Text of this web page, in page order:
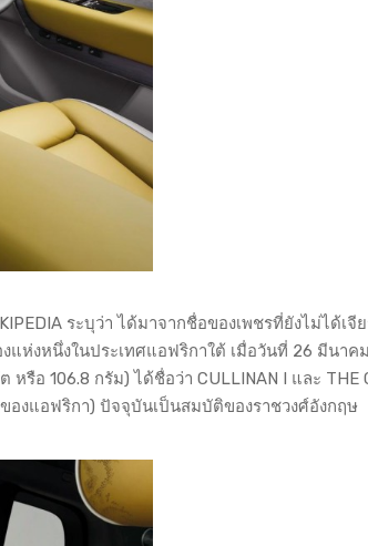
ระบุว่า ได้มาจากชื่อของเพชรที่ยังไม่ได้เจี
ห่งหนึ่งในประเทศแอฟริกาใต้ เมื่อวันที่ 26 มีนาค
รือ 106.8 กรัม) ได้ชื่อว่า CULLINAN I และ THE
องแอฟริกา) ปัจจุบันเป็นสมบัติของราชวงศ์อังกฤษ